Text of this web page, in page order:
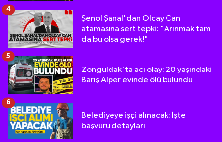
Şenol Şanal'dan Olcay Can
atamasına sert tepki: "Arınmak tam
da bu olsa gerek!"
4
Zonguldak'ta acı olay: 20 yaşındaki
Barış Alper evinde ölü bulundu
5
Belediyeye işçi alınacak: İşte
başvuru detayları
6